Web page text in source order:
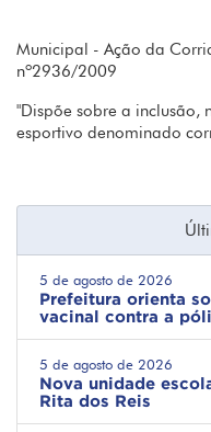
Municipal - Ação da
nº2936/2009
"Dispõe sobre a inclusão,
esportivo denominado
5 de agosto de 2026
Prefeitura orienta
vacinal contra a
5 de agosto de 2026
Nova unidade
Rita dos Reis